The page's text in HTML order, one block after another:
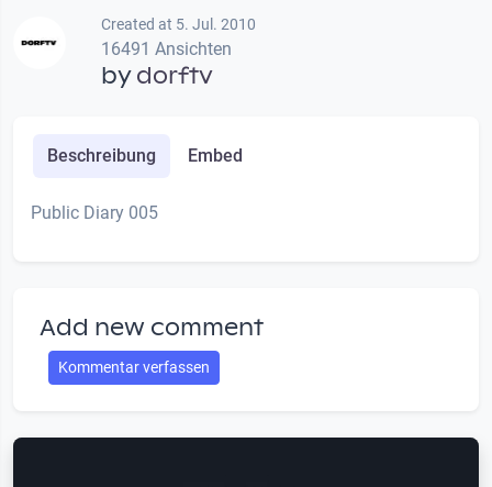
Created at 5. Jul. 2010
16491 Ansichten
bydorftv
Beschreibung Embed
Public Diary 005
Add new comment
Kommentar verfassen